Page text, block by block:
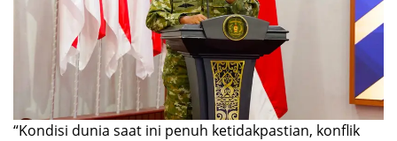
“Kondisi dunia saat ini penuh ketidakpastian, konflik